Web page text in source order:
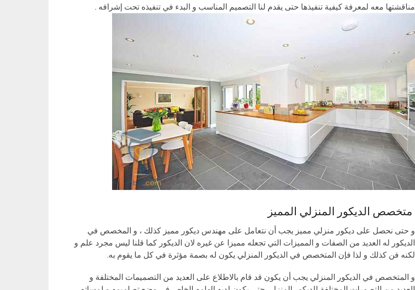
مناقشتها معه لمعرفة كيفية تنفيذها حتى يقدم لنا التصميم المناسب و البدء في تنفيذه تحت إشرافه .
متخصص الديكور المنزلي المميز
و حتى نحصل على ديكور منزلي مميز يجب أن نتعامل على مهندس ديكور مميز كذلك ، و المخصص في
الديكور له العديد من الصفات و المميزات التي تجعله مميزا عن غيره لان الديكور كما قلنا ليس مجرد علم و
لكنه فن كذلك و لذا فإن المتخصص في الديكور المنزلي يكون له بصمة مؤثرة في كل ما يقوم به.
و المتخصص في الديكور المنزلي يجب أن يكون قد قام بالاطلاع على العديد من التصميمات المختلفة و